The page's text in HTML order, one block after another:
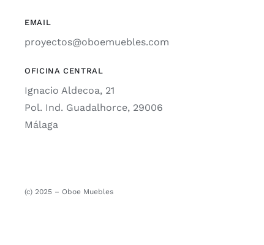
EMAIL
proyectos@oboemuebles.com
OFICINA CENTRAL
Ignacio Aldecoa, 21
Pol. Ind. Guadalhorce, 29006
Málaga
(c) 2025 – Oboe Muebles